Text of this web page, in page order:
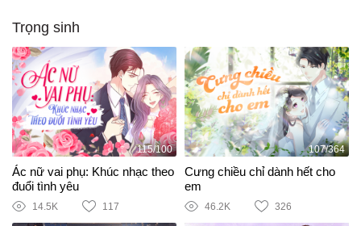
Trọng sinh
115/100
Ác nữ vai phụ: Khúc nhạc theo
đuổi tình yêu
14.5K 117
107/364
Cưng chiều chỉ dành hết cho
em
46.2K 326